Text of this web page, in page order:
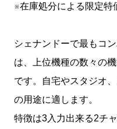
※在庫処分による限定特
シェナンドーで最もコ
は、上位機種の数々の
です。自宅やスタジオ
の用途に適します。
特徴は3入力出来る2チ